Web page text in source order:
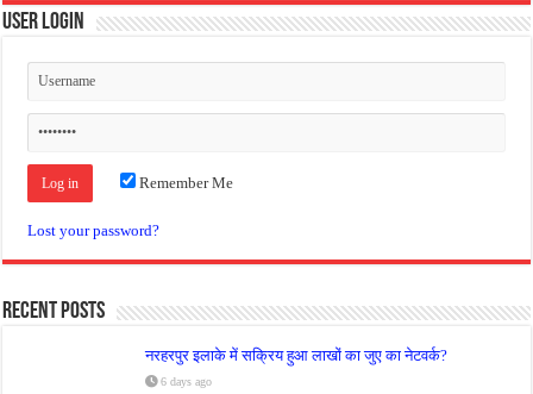
User Login
Remember Me
Lost your password?
Recent Posts
नरहरपुर इलाके में सक्रिय हुआ लाखों का जुए का नेटवर्क?
6 days ago